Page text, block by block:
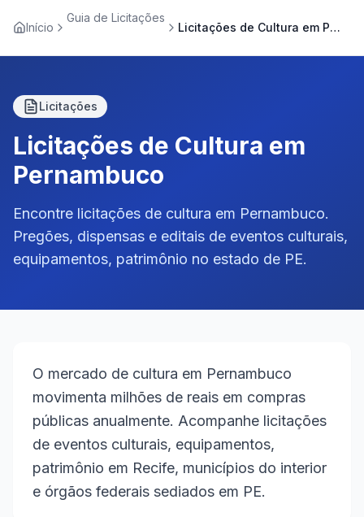
Início
Guia de Licitações
Licitações de Cultura em Pernambuco
Licitações
Licitações de Cultura em
Pernambuco
Encontre licitações de cultura em Pernambuco.
Pregões, dispensas e editais de eventos culturais,
equipamentos, patrimônio no estado de PE.
O mercado de cultura em Pernambuco
movimenta milhões de reais em compras
públicas anualmente. Acompanhe licitações
de eventos culturais, equipamentos,
patrimônio em Recife, municípios do interior
e órgãos federais sediados em PE.